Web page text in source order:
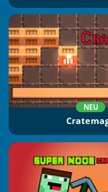
NEU